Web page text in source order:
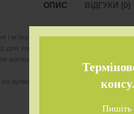
Пишіть
ОПИС ВІДГУКИ (0)
і м’яку посадку
для хованки
маленьких підйом до гірки
вулиці